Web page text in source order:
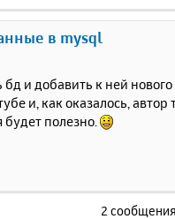
в mysql
и добавить к ней нового
и, как оказалось, автор
будет полезно.
2